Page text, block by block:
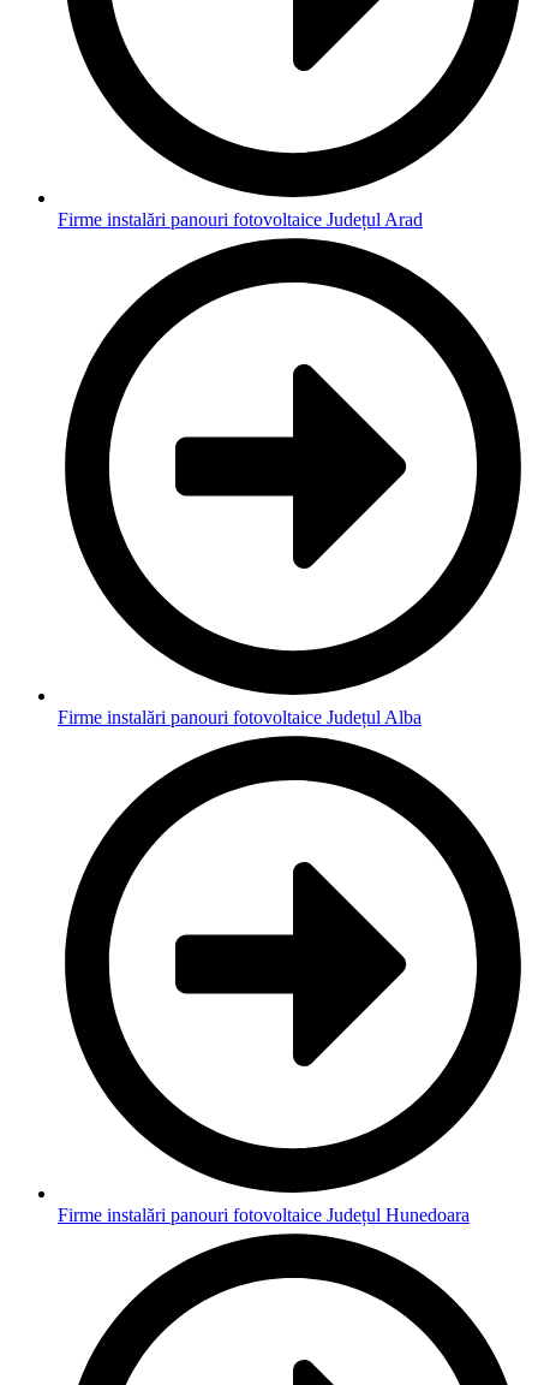
Firme instalări panouri fotovoltaice Județul Arad
Firme instalări panouri fotovoltaice Județul Alba
Firme instalări panouri fotovoltaice Județul Hunedoara